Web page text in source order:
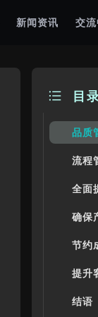
新闻资讯 交
目
品质
流程
全面
确保
节约
提升
结语